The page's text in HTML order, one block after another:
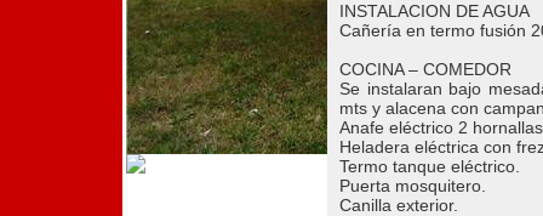
INSTALACION DE AGUA
Cañería en termo fusión
COCINA – COMEDOR
Se instalaran bajo
mts y alacena con
Anafe eléctrico 2
Heladera eléctrica con
Termo tanque eléctrico.
Puerta mosquitero.
Canilla exterior.